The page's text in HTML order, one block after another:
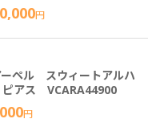
円
ーペル スウィートアルハ
アス VCARA44900
円